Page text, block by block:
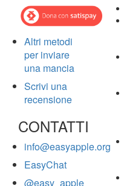
Altri metodi
per inviare
una mancia
Scrivi una
recensione
CONTATTI
info@easyapple.org
EasyChat
@easy_apple